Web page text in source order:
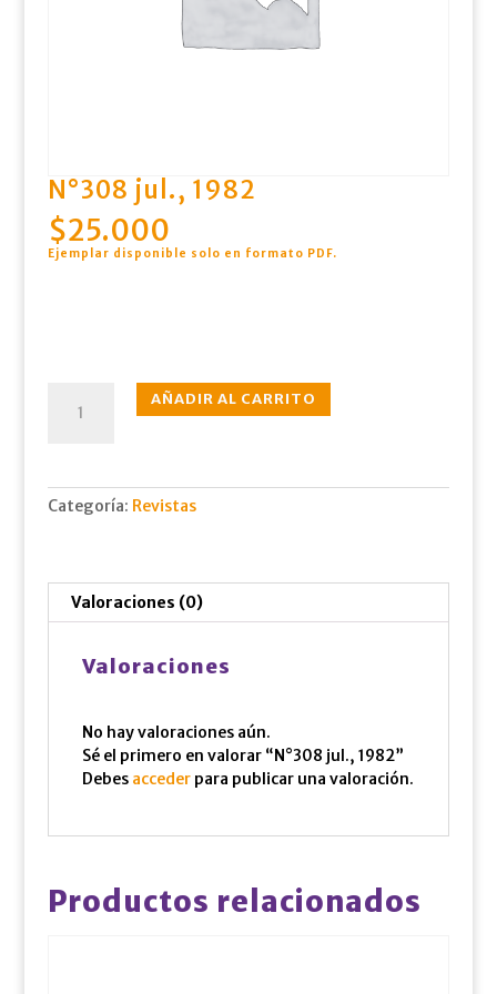
N°308 jul., 1982
$25.000
Ejemplar disponible solo en formato PDF.
AÑADIR AL CARRITO
Categoría: Revistas
Valoraciones (0)
Valoraciones
No hay valoraciones aún.
Sé el primero en valorar “N°308 jul., 1982”
Debes accederpara publicar una valoración.
Productos relacionados